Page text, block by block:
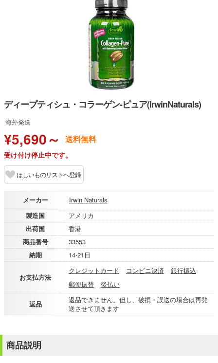
ディープティシュ・コラーゲン-ピュア(IrwinNaturals)
海外発送
¥5,690～ 送料無料
受け付け停止中です。
ほしいものリストへ登録
メーカー
Irwin Naturals
製造国
アメリカ
出荷国
香港
商品番号
33553
納期
14-21日
お支払方法
クレジットカード コンビニ決済
銀行振込
郵便振替
後払い
返品
返品できません。但し、破損・誤送の場合は再発
送させて頂きます
商品説明